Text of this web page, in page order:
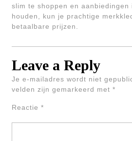
slim te shoppen en aanbiedingen
houden, kun je prachtige
betaalbare prijzen.
Leave a Reply
Je e-mailadres wordt niet
velden zijn gemarkeerd met *
Reactie *